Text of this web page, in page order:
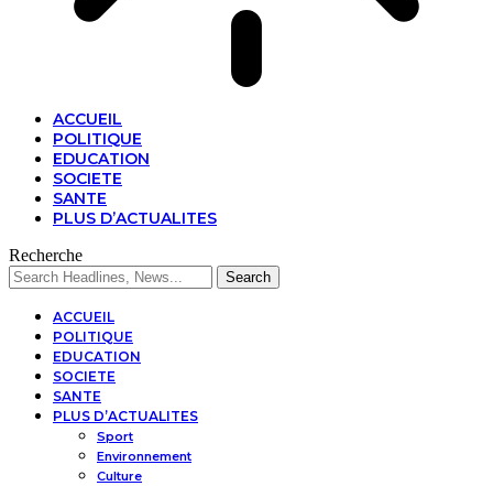
ACCUEIL
POLITIQUE
EDUCATION
SOCIETE
SANTE
PLUS D’ACTUALITES
Recherche
ACCUEIL
POLITIQUE
EDUCATION
SOCIETE
SANTE
PLUS D’ACTUALITES
Sport
Environnement
Culture